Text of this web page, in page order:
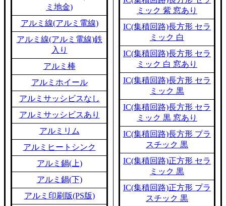
ミ地金)
アルミ線(アルミ電線)
アルミ線(アルミ電線)鉄
入り
アルミ棒
アルミホイール
アルミサッシビスなし
アルミサッシビスあり
アルミリム
アルミヒートシンク
アルミ鍋(上)
アルミ鍋(下)
アルミ印刷版(PS版)
ミック 紫 窓あり
IC(集積回路)長方形 セラ
ミック 白
IC(集積回路)長方形 セラ
ミック 白 窓あり
IC(集積回路)長方形 セラ
ミック 黒
IC(集積回路)長方形 セラ
ミック 黒 窓あり
IC(集積回路)長方形 プラ
スチック 黒
IC(集積回路)正方形 セラ
ミック 黒
IC(集積回路)正方形 プラ
スチック 黒